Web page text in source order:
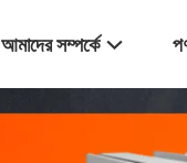
আমাদের সম্পর্কে